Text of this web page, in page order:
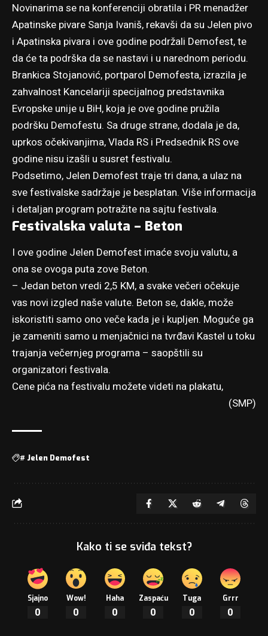
Novinarima se na konferenciji obratila i PR menadžer
Apatinske pivare Sanja Ivaniš, rekavši da su Jelen pivo
i Apatinska pivara i ove godine podržali Demofest, te
da će ta podrška da se nastavi i u narednom periodu.
Brankica Stojanović, portparol Demofesta, izrazila je
zahvalnost Kancelariji specijalnog predstavnika
Evropske unije u BiH, koja je ove godine pružila
podršku Demofestu. Sa druge strane, dodala je da,
uprkos očekivanjima, Vlada RS i Predsednik RS ove
godine nisu izašli u susret festivalu.
Podsetimo, Jelen Demofest traje tri dana, a ulaz na
sve festivalske sadržaje je besplatan. Više informacija
i detaljan program potražite na sajtu festivala.
Festivalska valuta – Beton
I ove godine Jelen Demofest imaće svoju valutu, a
ona se ovoga puta zove Beton.
– Jedan beton vredi 2,5 KM, a svake večeri očekuje
vas novi izgled naše valute. Beton se, dakle, može
iskoristiti samo ono veče kada je i kupljen. Moguće ga
je zameniti samo u menjačnici na tvrđavi Kastel u toku
trajanja večernjeg programa – saopštili su
organizatori festivala.
Cene pića na festivalu možete videti na plakatu,
(SMP)
# Jelen Demofest
Kako ti se sviđa tekst?
Sjajno
0
Wow!
0
Haha
0
Zaspaću
0
Tuga
0
Grrr
0